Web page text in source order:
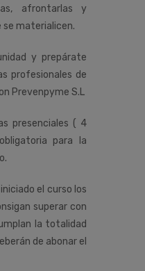
afrontarlas y
se materialicen.
y prepárate
profesionales de
Prevenpyme S.L
presenciales ( 4
para la
el curso los
superar con
la totalidad
de abonar el